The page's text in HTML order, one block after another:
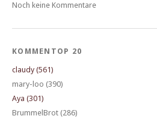
Noch keine Kommentare
KOMMENTOP 20
claudy (561)
mary-loo (390)
Aya (301)
BrummelBrot (286)